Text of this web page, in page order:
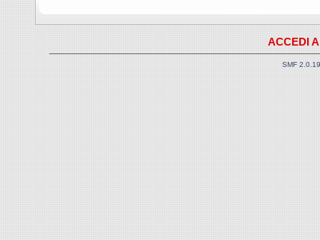
ACCEDI
SMF 2.0.19